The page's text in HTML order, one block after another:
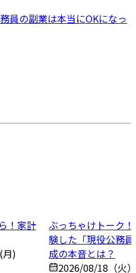
員の副業は本当にOKになっ
！家計
)
ぶっちゃけトーク
験した「現役公務
成の本音とは？
2026/08/18（火